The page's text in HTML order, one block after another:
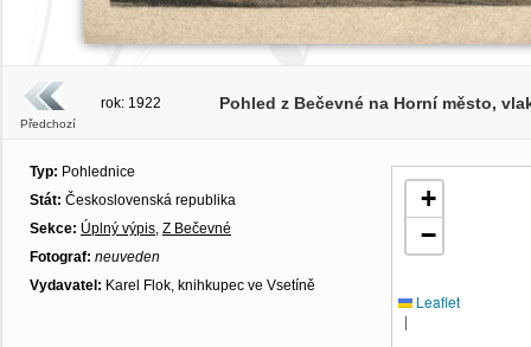
Předchozí
rok: 1922 Pohled z Bečevné na Horní město,
Typ: Pohlednice
Stát: Československá republika
Sekce: Úplný výpis, Z Bečevné
Fotograf: neuveden
Vydavatel: Karel Flok, knihkupec ve Vsetíně
+
−
Leaflet
|